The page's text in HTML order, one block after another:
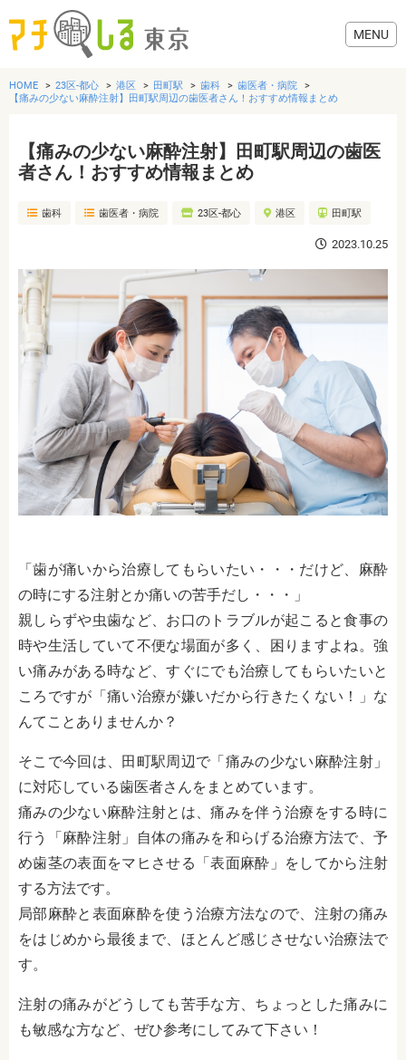
グルメ
美容・健康
歯医者・病院
おでかけ
生活
HOME 23区-都心 港区 田町駅 歯科
歯医者・病院
【痛みの少ない麻酔注射】田町駅周辺の歯医者さん！おすすめ情報まとめ
【痛みの少ない麻酔注射】田町駅周辺の歯医
者さん！おすすめ情報まとめ
歯科 歯医者・病院 23区-都心 港区 田町駅
2023.10.25
「歯が痛いから治療してもらいたい・・・だけど、麻酔
の時にする注射とか痛いの苦手だし・・・」
親しらずや虫歯など、お口のトラブルが起こると食事の
時や生活していて不便な場面が多く、困りますよね。強
い痛みがある時など、すぐにでも治療してもらいたいと
ころですが「痛い治療が嫌いだから行きたくない！」な
んてことありませんか？
そこで今回は、田町駅周辺で「痛みの少ない麻酔注射」
に対応している歯医者さんをまとめています。
痛みの少ない麻酔注射とは、痛みを伴う治療をする時に
行う「麻酔注射」自体の痛みを和らげる治療方法で、予
め歯茎の表面をマヒさせる「表面麻酔」をしてから注射
する方法です。
局部麻酔と表面麻酔を使う治療方法なので、注射の痛み
をはじめから最後まで、ほとんど感じさせない治療法で
す。
注射の痛みがどうしても苦手な方、ちょっとした痛みに
も敏感な方など、ぜひ参考にしてみて下さい！